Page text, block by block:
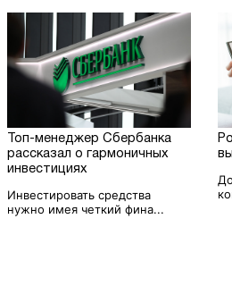
Топ-менеджер Сбербанка
рассказал о гармоничных
инвестициях
Инвестировать средства
нужно имея четкий фина...